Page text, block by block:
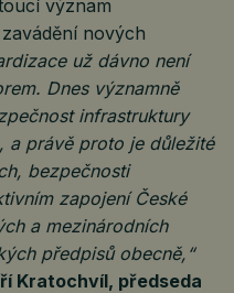
význam
nových
už dávno není
Dnes významně
infrastruktury
a právě proto je důležité
bezpečnosti
zapojení České
a mezinárodních
předpisů obecně,“
Kratochvíl, předseda